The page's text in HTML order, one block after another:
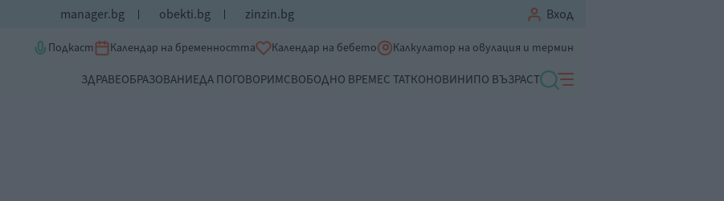
manager.bg obekti.bg zinzin.bg Вход
Подкаст Календар на бременността Календар на бебето Калкулатор на овулация и термин
ЗДРАВЕОБРАЗОВАНИЕДА ПОГОВОРИМСВОБОДНО ВРЕМЕС ТАТКОНОВИНИПО ВЪЗРАСТ